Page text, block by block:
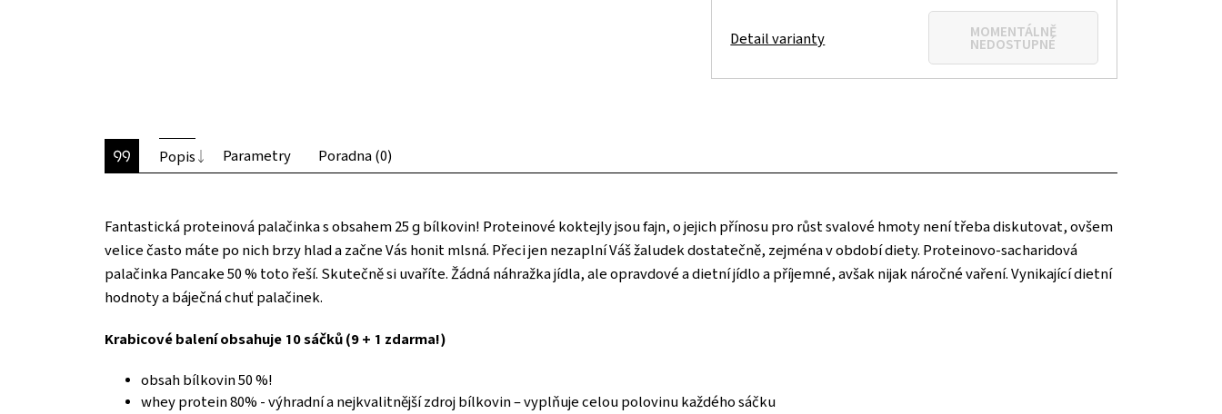
Detail varianty
MOMENTÁLNĚ
NEDOSTUPNÉ
Popis Parametry Poradna (0)
Fantastická proteinová palačinka s obsahem 25 g bílkovin! Proteinové koktejly jsou fajn, o jejich přínosu pro růst svalové hmoty není třeba diskutovat, ovšem
velice často máte po nich brzy hlad a začne Vás honit mlsná. Přeci jen nezaplní Váš žaludek dostatečně, zejména v období diety. Proteinovo-sacharidová
palačinka Pancake 50 % toto řeší. Skutečně si uvaříte. Žádná náhražka jídla, ale opravdové a dietní jídlo a příjemné, avšak nijak náročné vaření. Vynikající dietní
hodnoty a báječná chuť palačinek.
Krabicové balení obsahuje 10 sáčků (9 + 1 zdarma!)
obsah bílkovin 50 %!
whey protein 80% - výhradní a nejkvalitnější zdroj bílkovin – vyplňuje celou polovinu každého sáčku